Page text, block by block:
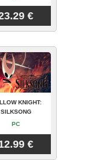
€
KNIGHT:
SILKSONG
PC
€